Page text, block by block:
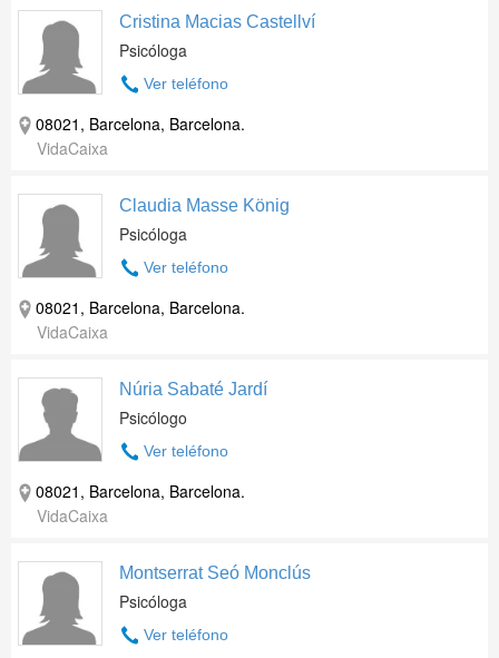
Cristina Macias Castellví
Psicóloga
Ver teléfono
08021, Barcelona, Barcelona.
VidaCaixa
Claudia Masse König
Psicóloga
Ver teléfono
08021, Barcelona, Barcelona.
VidaCaixa
Núria Sabaté Jardí
Psicólogo
Ver teléfono
08021, Barcelona, Barcelona.
VidaCaixa
Montserrat Seó Monclús
Psicóloga
Ver teléfono